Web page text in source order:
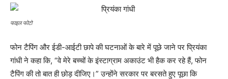
फाइल फोटो
फोन टैपिंग और ईडी-आईटी छापे की घटनाओं के बारे में पूछे जाने पर प्रियंका
गांधी ने कहा कि, “वे मेरे बच्चों के इंस्टाग्राम अकाउंट भी हैक कर रहे हैं, फोन
टैपिंग की तो बात ही छोड़ दीजिए।” उन्होंने सरकार पर बरसते हुए पूछा कि